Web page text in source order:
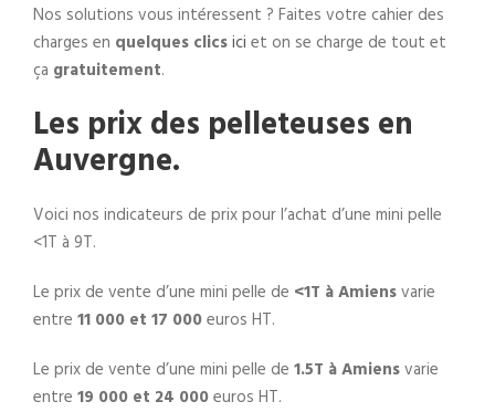
Nos solutions vous intéressent ? Faites votre cahier des
charges en quelques clicsici et on se charge de tout et
ça gratuitement.
Les prix des pelleteuses en
Auvergne.
Voici nos indicateurs de prix pour l’achat d’une mini pelle
<1T à 9T.
Le prix de vente d’une mini pelle de <1T à Amiensvarie
entre 11 000 et 17 000euros HT.
Le prix de vente d’une mini pelle de 1.5T à Amiensvarie
entre 19 000 et 24 000euros HT.